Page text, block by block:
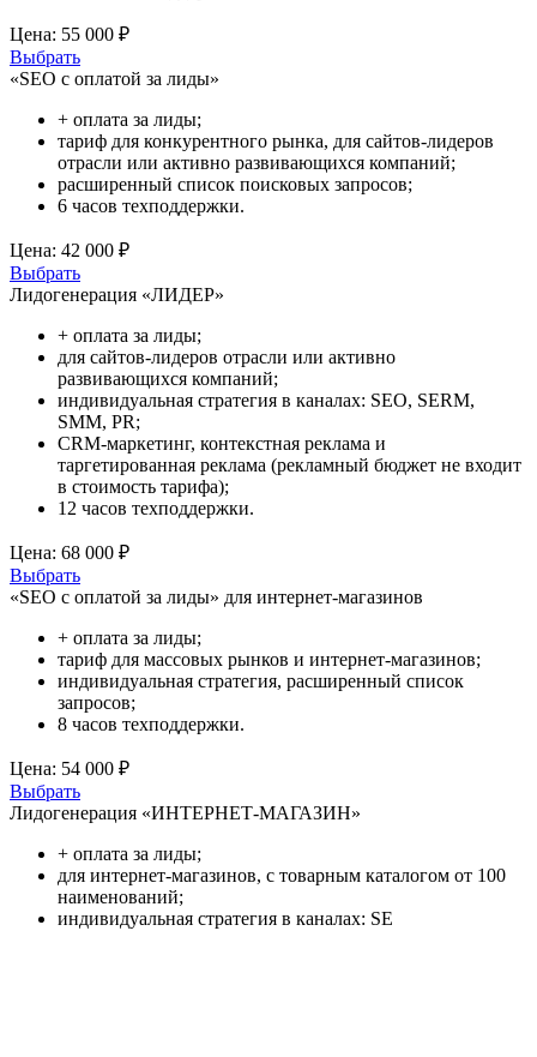
Цена: 55 000 ₽
Выбрать
«SEO с оплатой за лиды»
+ оплата за лиды;
тариф для конкурентного рынка, для сайтов-лидеров
отрасли или активно развивающихся компаний;
расширенный список поисковых запросов;
6 часов техподдержки.
Цена: 42 000 ₽
Выбрать
Лидогенерация «ЛИДЕР»
+ оплата за лиды;
для сайтов-лидеров отрасли или активно
развивающихся компаний;
индивидуальная стратегия в каналах: SEO, SERM,
SMM, PR;
CRM-маркетинг, контекстная реклама и
таргетированная реклама (рекламный бюджет не входит
в стоимость тарифа);
12 часов техподдержки.
Цена: 68 000 ₽
Выбрать
«SEO с оплатой за лиды» для интернет-магазинов
+ оплата за лиды;
тариф для массовых рынков и интернет-магазинов;
индивидуальная стратегия, расширенный список
запросов;
8 часов техподдержки.
Цена: 54 000 ₽
Выбрать
Лидогенерация «ИНТЕРНЕТ-МАГАЗИН»
+ оплата за лиды;
для интернет-магазинов, с товарным каталогом от 100
наименований;
индивидуальная стратегия в каналах: SE